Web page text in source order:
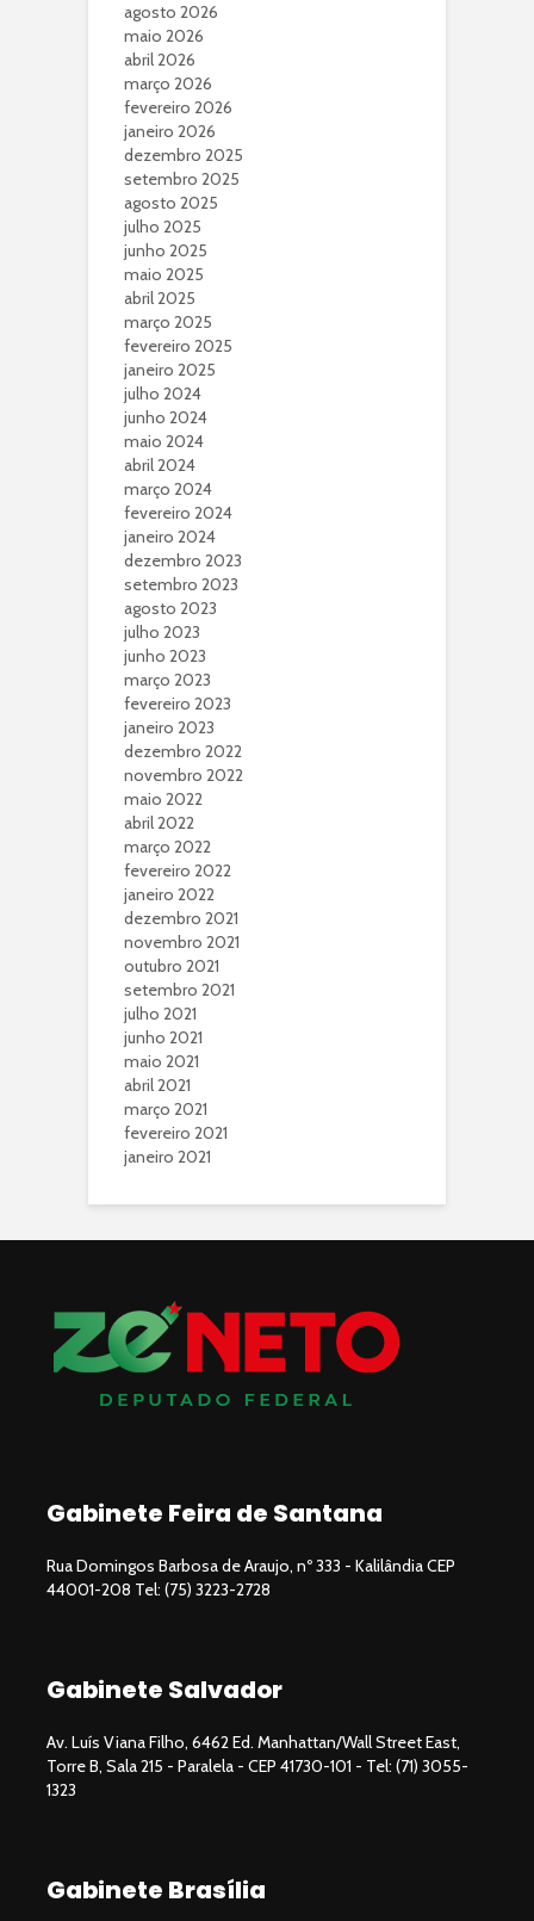
agosto 2026
maio 2026
abril 2026
março 2026
fevereiro 2026
janeiro 2026
dezembro 2025
setembro 2025
agosto 2025
julho 2025
junho 2025
maio 2025
abril 2025
março 2025
fevereiro 2025
janeiro 2025
julho 2024
junho 2024
maio 2024
abril 2024
março 2024
fevereiro 2024
janeiro 2024
dezembro 2023
setembro 2023
agosto 2023
julho 2023
junho 2023
março 2023
fevereiro 2023
janeiro 2023
dezembro 2022
novembro 2022
maio 2022
abril 2022
março 2022
fevereiro 2022
janeiro 2022
dezembro 2021
novembro 2021
outubro 2021
setembro 2021
julho 2021
junho 2021
maio 2021
abril 2021
março 2021
fevereiro 2021
janeiro 2021
Gabinete Feira de Santana
Rua Domingos Barbosa de Araujo, nº 333 - Kalilândia CEP
44001-208 Tel: (75) 3223-2728
Gabinete Salvador
Av. Luís Viana Filho, 6462 Ed. Manhattan/Wall Street East,
Torre B, Sala 215 - Paralela - CEP 41730-101 - Tel: (71) 3055-
1323
Gabinete Brasília